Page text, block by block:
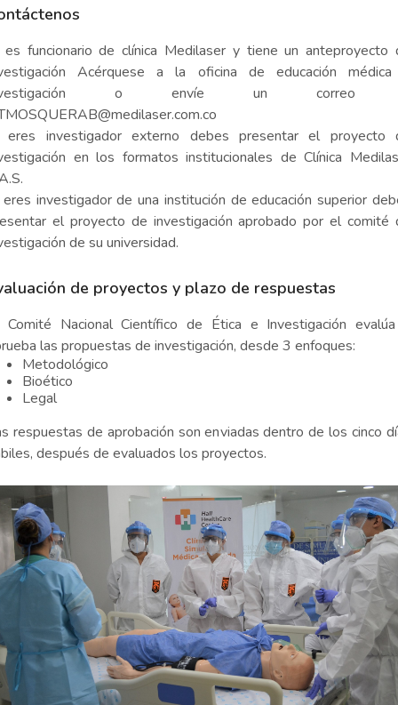
es funcionario de clínica Medilaser y tiene un anteproyecto
Acérquese a la oficina de educación
o envíe un correo
eres investigador externo debes presentar el proyecto
en los formatos institucionales de Clínica
investigador de una institución de educación superior
el proyecto de investigación aprobado por el comité
de su universidad.
de proyectos y plazo de respuestas
Comité Nacional Científico de Ética e Investigación
las propuestas de investigación, desde 3 enfoques:
Metodológico
Bioético
Legal
respuestas de aprobación son enviadas dentro de los cinco
después de evaluados los proyectos.